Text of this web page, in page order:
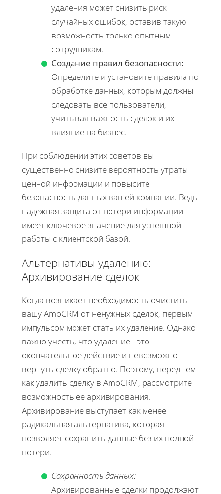
удаления может снизить риск
случайных ошибок, оставив такую
возможность только опытным
сотрудникам.
Создание правил безопасности:
Определите и установите правила по
обработке данных, которым должны
следовать все пользователи,
учитывая важность сделок и их
влияние на бизнес.
При соблюдении этих советов вы
существенно снизите вероятность утраты
ценной информации и повысите
безопасность данных вашей компании. Ведь
надежная защита от потери информации
имеет ключевое значение для успешной
работы с клиентской базой.
Альтернативы удалению:
Архивирование сделок
Когда возникает необходимость очистить
вашу AmoCRM от ненужных сделок, первым
импульсом может стать их удаление. Однако
важно учесть, что удаление - это
окончательное действие и невозможно
вернуть сделку обратно. Поэтому, перед тем
как удалить сделку в AmoCRM, рассмотрите
возможность ее архивирования.
Архивирование выступает как менее
радикальная альтернатива, которая
позволяет сохранить данные без их полной
потери.
Сохранность данных:
Архивированные сделки продолжают